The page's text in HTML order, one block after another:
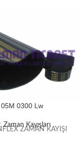
05M 0300 Lw
,Zaman Kayışları
ZAMAN KAYIŞI